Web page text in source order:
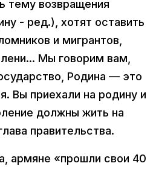
тему возвращения
- ред.), хотят оставить
и мигрантов,
Мы говорим вам,
Родина — это
Вы приехали на родину и
должны жить на
правительства.
армяне «прошли свои 40